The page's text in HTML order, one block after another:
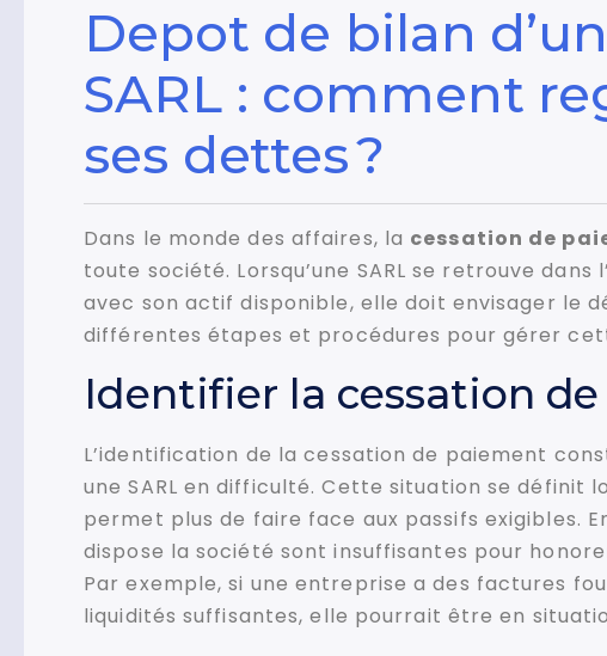
Depot de bilan
SARL : comment
ses dettes ?
Dans le monde des affaires, la cessation de
toute société. Lorsqu’une SARL se retrouve
avec son actif disponible, elle doit envisager le
différentes étapes et procédures pour gérer
Identifier la cessation
L’identification de la cessation de paiement
une SARL en difficulté. Cette situation se définit
permet plus de faire face aux passifs exigibles.
dispose la société sont insuffisantes pour
Par exemple, si une entreprise a des factures
liquidités suffisantes, elle pourrait être en